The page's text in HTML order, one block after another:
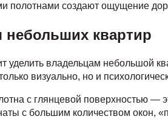
полотнами создают ощущение
квартир
владельцам небольшой
визуально, но и
с глянцевой поверхностью —
с большим количеством